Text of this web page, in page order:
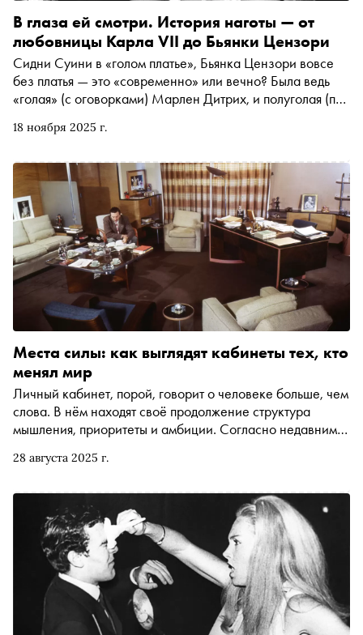
18 ноября 2025 г.
В глаза ей смотри. История наготы — от
любовницы Карла VII до Бьянки Цензори
Сидни Суини в «голом платье», Бьянка Цензори вовсе
без платья — это «современно» или вечно? Была ведь
«голая» (с оговорками) Марлен Дитрих, и полуголая (по
конечно, — в том самом платье. А что, если сегодняшние
тысячелетних традиций? В первом материале своего
нового авторского цикла модный обозреватель «Сноба»
Катя Штерн разбирается в том, как относились к
«предшественницам» знаменитостей по наготе в
Древнем Египте, Франции XV века и США середины
прошлого столетия
28 августа 2025 г.
Места силы: как выглядят кабинеты тех, кто
менял мир
Личный кабинет, порой, говорит о человеке больше, чем
слова. В нём находят своё продолжение структура
мышления, приоритеты и амбиции. Согласно недавним
пространство влияет на нейропсихологические
Таким образом, кабинет — это не просто интерьер, а
активный участник интеллектуального процесса —
особенное место, где рождаются идеи, принимаются
решения и формируются амбиции. Арт-директор и
создатель студии Designic Аня Саркисьянц «заглянула» в
кабинет к гениям и исследовала их в поисках
вдохновения и тех самых уникальных особенностей,
которые отличают среду выдающихся людей